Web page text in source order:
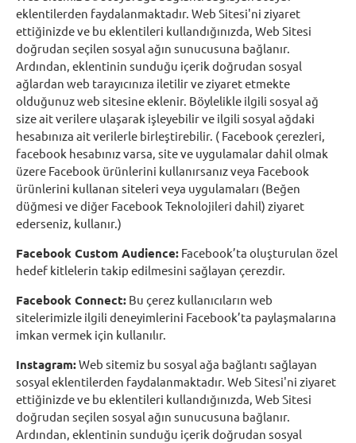
eklentilerden faydalanmaktadır. Web Sitesi'ni ziyaret
ettiğinizde ve bu eklentileri kullandığınızda, Web Sitesi
doğrudan seçilen sosyal ağın sunucusuna bağlanır.
Ardından, eklentinin sunduğu içerik doğrudan sosyal
ağlardan web tarayıcınıza iletilir ve ziyaret etmekte
olduğunuz web sitesine eklenir. Böylelikle ilgili sosyal ağ
size ait verilere ulaşarak işleyebilir ve ilgili sosyal ağdaki
hesabınıza ait verilerle birleştirebilir. ( Facebook çerezleri,
facebook hesabınız varsa, site ve uygulamalar dahil olmak
üzere Facebook ürünlerini kullanırsanız veya Facebook
ürünlerini kullanan siteleri veya uygulamaları (Beğen
düğmesi ve diğer Facebook Teknolojileri dahil) ziyaret
ederseniz, kullanır.)
Facebook Custom Audience: Facebook’ta oluşturulan özel
hedef kitlelerin takip edilmesini sağlayan çerezdir.
Facebook Connect: Bu çerez kullanıcıların web
sitelerimizle ilgili deneyimlerini Facebook’ta paylaşmalarına
imkan vermek için kullanılır.
Instagram:Web sitemiz bu sosyal ağa bağlantı sağlayan
sosyal eklentilerden faydalanmaktadır. Web Sitesi'ni ziyaret
ettiğinizde ve bu eklentileri kullandığınızda, Web Sitesi
doğrudan seçilen sosyal ağın sunucusuna bağlanır.
Ardından, eklentinin sunduğu içerik doğrudan sosyal